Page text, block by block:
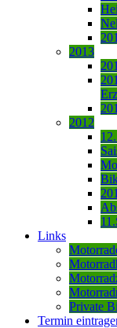
2013
2012
Links
Private
Termin